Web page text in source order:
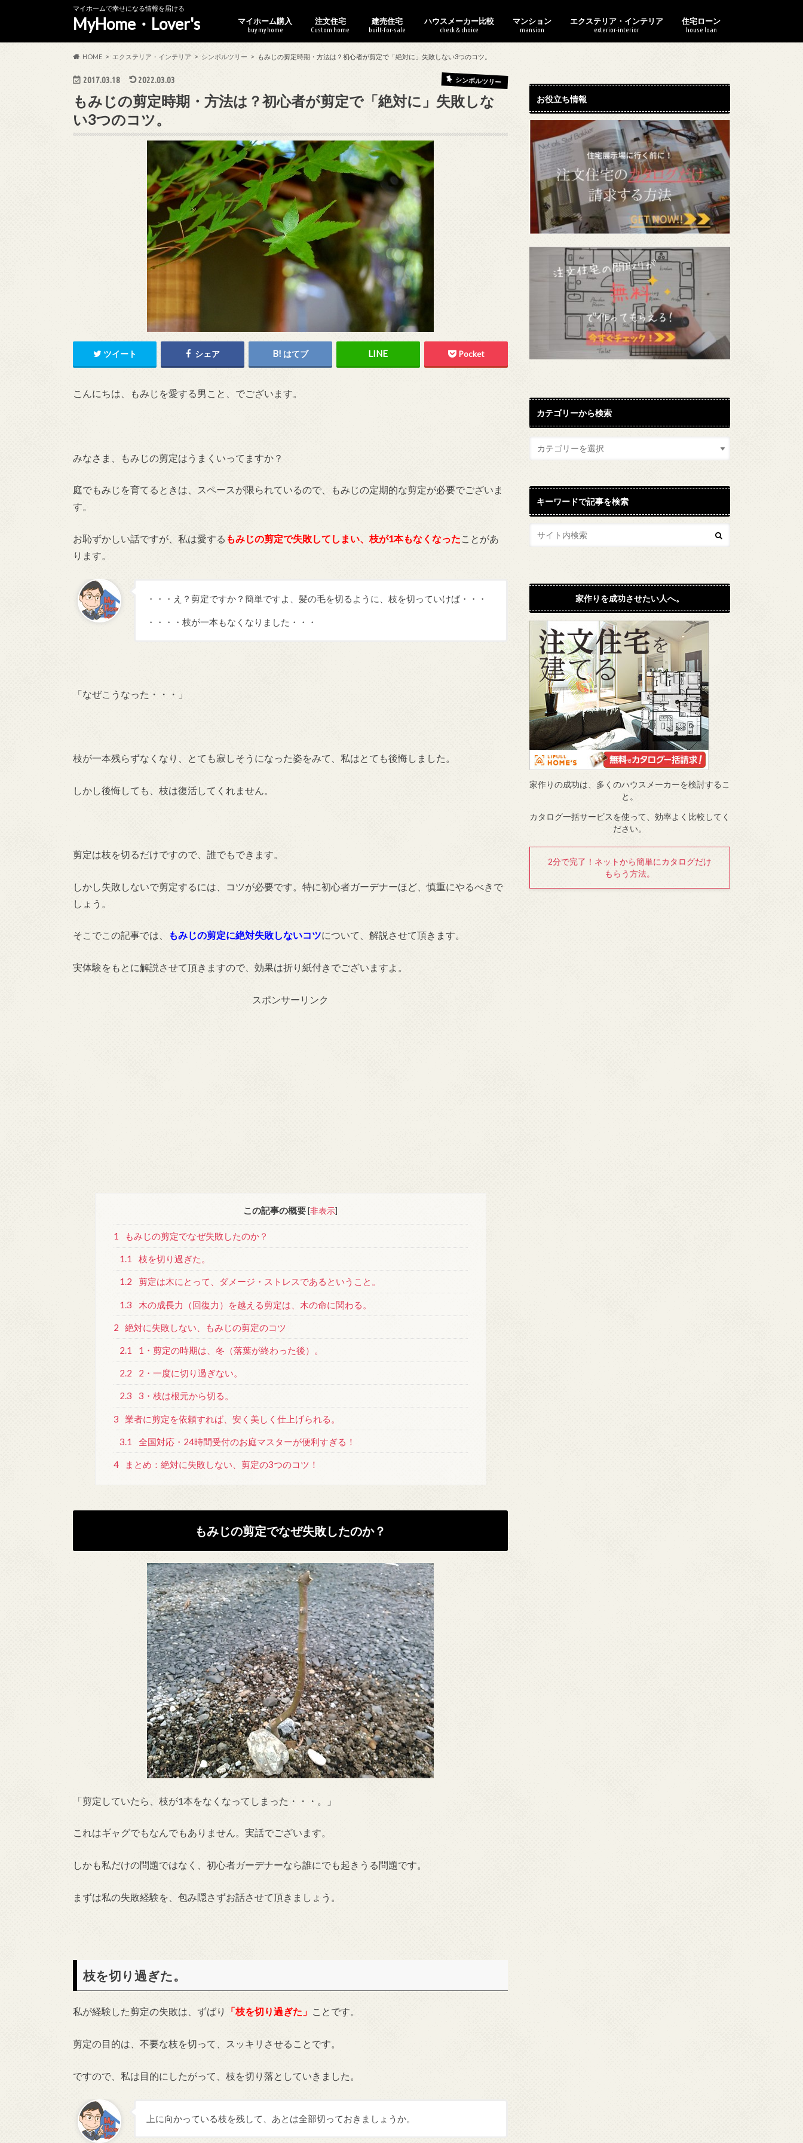
マイホームで幸せになる情報を届ける
MyHome・Lover's マイホーム購入
buy my home
注文住宅
Custom home
建売住宅
built-for-sale
ハウスメーカー比較
check＆choice
マンション
mansion
エクステリア・インテリア
exterior-interior
住宅ローン
house loan
HOME エクステリア・インテリア シンボルツリー もみじの剪定時期・方法は？初心者が剪定で「絶対に」失敗しない3つのコツ。
2017.03.18 2022.03.03 シンボルツリー
もみじの剪定時期・方法は？初心者が剪定で「絶対に」失敗しな
い3つのコツ。
ツイート シェア はてブ Pocket
こんにちは、もみじを愛する男こと、でございます。
みなさま、もみじの剪定はうまくいってますか？
庭でもみじを育てるときは、スペースが限られているので、もみじの定期的な剪定が必要でございま
す。
お恥ずかしい話ですが、私は愛する もみじの剪定で失敗してしまい、枝が1本もなくなった ことがあ
ります。
・・・え？剪定ですか？簡単ですよ、髪の毛を切るように、枝を切っていけば・・・
・・・・枝が一本もなくなりました・・・
「なぜこうなった・・・」
枝が一本残らずなくなり、とても寂しそうになった姿をみて、私はとても後悔しました。
しかし後悔しても、枝は復活してくれません。
剪定は枝を切るだけですので、誰でもできます。
しかし失敗しないで剪定するには、コツが必要です。特に初心者ガーデナーほど、慎重にやるべきで
しょう。
そこでこの記事では、 もみじの剪定に絶対失敗しないコツについて、解説させて頂きます。
実体験をもとに解説させて頂きますので、効果は折り紙付きでございますよ。
スポンサーリンク
この記事の概要[非表示]
1 もみじの剪定でなぜ失敗したのか？
1.1 枝を切り過ぎた。
1.2 剪定は木にとって、ダメージ・ストレスであるということ。
1.3 木の成長力（回復力）を越える剪定は、木の命に関わる。
2 絶対に失敗しない、もみじの剪定のコツ
2.1 1・剪定の時期は、冬（落葉が終わった後）。
2.2 2・一度に切り過ぎない。
2.3 3・枝は根元から切る。
3 業者に剪定を依頼すれば、安く美しく仕上げられる。
3.1 全国対応・24時間受付のお庭マスターが便利すぎる！
4 まとめ：絶対に失敗しない、剪定の3つのコツ！
もみじの剪定でなぜ失敗したのか？
「剪定していたら、枝が1本をなくなってしまった・・・。」
これはギャグでもなんでもありません。実話でございます。
しかも私だけの問題ではなく、初心者ガーデナーなら誰にでも起きうる問題です。
まずは私の失敗経験を、包み隠さずお話させて頂きましょう。
枝を切り過ぎた。
私が経験した剪定の失敗は、ずばり 「枝を切り過ぎた」 ことです。
剪定の目的は、不要な枝を切って、スッキリさせることです。
ですので、私は目的にしたがって、枝を切り落としていきました。
上に向かっている枝を残して、あとは全部切っておきましょうか。
お役立ち情報
カテゴリーから検索
キーワードで記事を検索
家作りを成功させたい人へ。
家作りの成功は、多くのハウスメーカーを検討するこ
と。
カタログ一括サービスを使って、効率よく比較してく
ださい。
2分で完了！ネットから簡単にカタログだけ
もらう方法。